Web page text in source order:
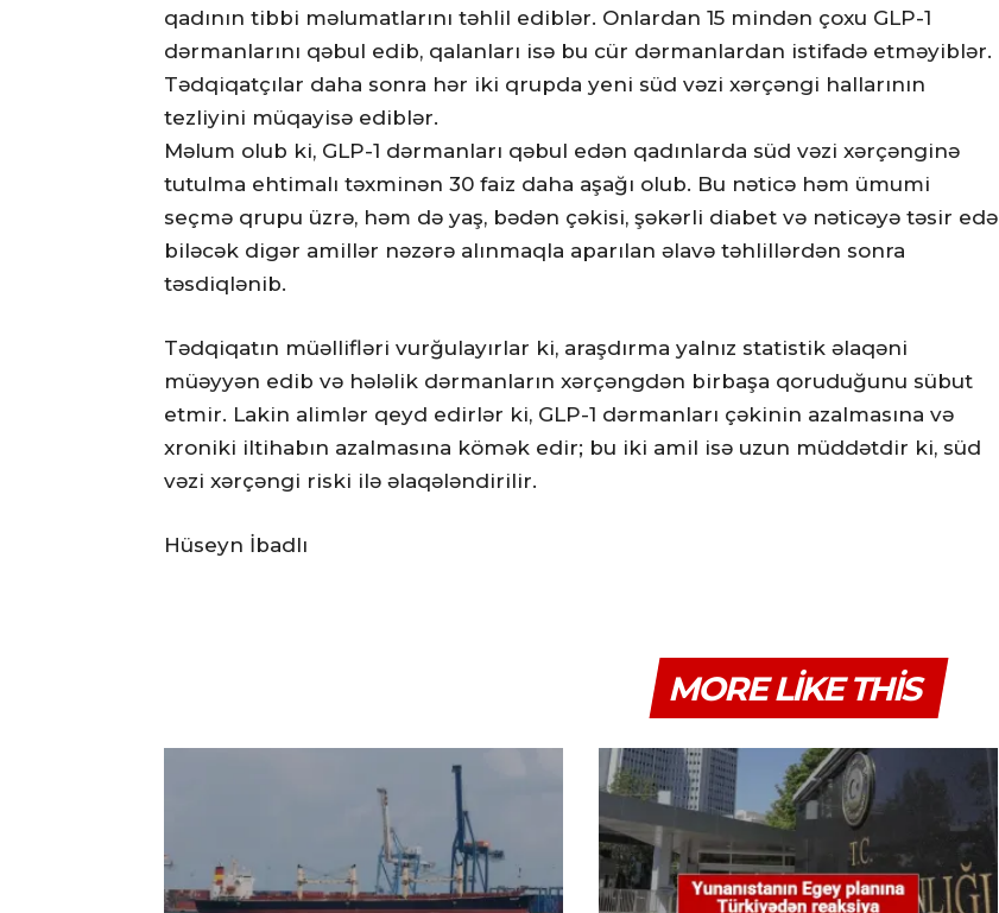
qadının tibbi məlumatlarını təhlil ediblər. Onlardan 15 mindən çoxu GLP-1
dərmanlarını qəbul edib, qalanları isə bu cür dərmanlardan istifadə etməyiblər.
Tədqiqatçılar daha sonra hər iki qrupda yeni süd vəzi xərçəngi hallarının
tezliyini müqayisə ediblər.
Məlum olub ki, GLP-1 dərmanları qəbul edən qadınlarda süd vəzi xərçənginə
tutulma ehtimalı təxminən 30 faiz daha aşağı olub. Bu nəticə həm ümumi
seçmə qrupu üzrə, həm də yaş, bədən çəkisi, şəkərli diabet və nəticəyə təsir edə
biləcək digər amillər nəzərə alınmaqla aparılan əlavə təhlillərdən sonra
təsdiqlənib.
Tədqiqatın müəllifləri vurğulayırlar ki, araşdırma yalnız statistik əlaqəni
müəyyən edib və hələlik dərmanların xərçəngdən birbaşa qoruduğunu sübut
etmir. Lakin alimlər qeyd edirlər ki, GLP-1 dərmanları çəkinin azalmasına və
xroniki iltihabın azalmasına kömək edir; bu iki amil isə uzun müddətdir ki, süd
vəzi xərçəngi riski ilə əlaqələndirilir.
Hüseyn İbadlı
MORE LIKE THIS